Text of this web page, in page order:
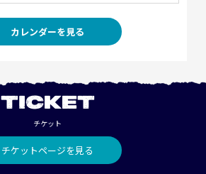
カレンダーを見る
TICKET
チケット
チケットページを見る